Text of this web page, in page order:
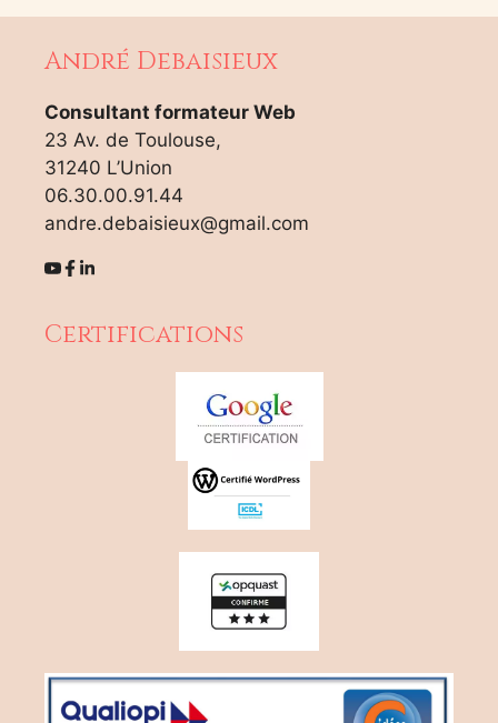
André Debaisieux
Consultant formateur Web
23 Av. de Toulouse,
31240 L’Union
06.30.00.91.44
andre.debaisieux@gmail.com
Certifications